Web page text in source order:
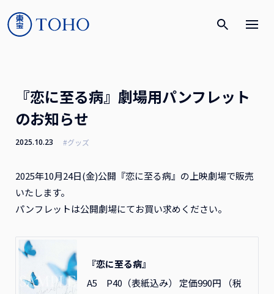
『恋に至る病』劇場用パンフレット
のお知らせ
2025.10.23 #グッズ
2025年10月24日(金)公開『恋に至る病』の上映劇場で販売
いたします。
パンフレットは公開劇場にてお買い求めください。
『恋に至る病』
A5 P40（表紙込み） 定価990円 （税